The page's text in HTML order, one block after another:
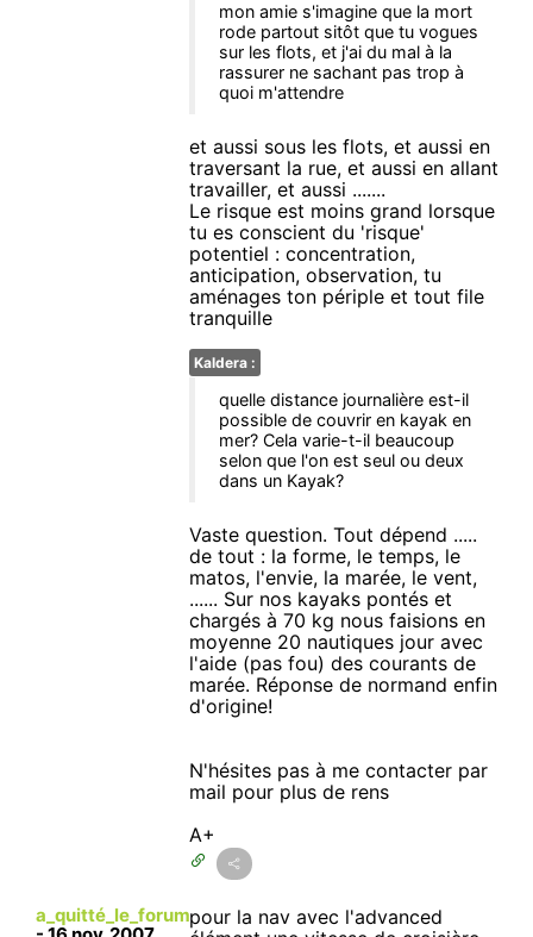
mon amie s'imagine que la mort
rode partout sitôt que tu vogues
sur les flots, et j'ai du mal à la
rassurer ne sachant pas trop à
quoi m'attendre
et aussi sous les flots, et aussi en
traversant la rue, et aussi en allant
travailler, et aussi .......
Le risque est moins grand lorsque
tu es conscient du 'risque'
potentiel : concentration,
anticipation, observation, tu
aménages ton périple et tout file
tranquille
Kaldera :
quelle distance journalière est-il
possible de couvrir en kayak en
mer? Cela varie-t-il beaucoup
selon que l'on est seul ou deux
dans un Kayak?
Vaste question. Tout dépend .....
de tout : la forme, le temps, le
matos, l'envie, la marée, le vent,
...... Sur nos kayaks pontés et
chargés à 70 kg nous faisions en
moyenne 20 nautiques jour avec
l'aide (pas fou) des courants de
marée. Réponse de normand enfin
d'origine!
N'hésites pas à me contacter par
mail pour plus de rens
A+
a_quitté_le_forumpour la nav avec l'advanced